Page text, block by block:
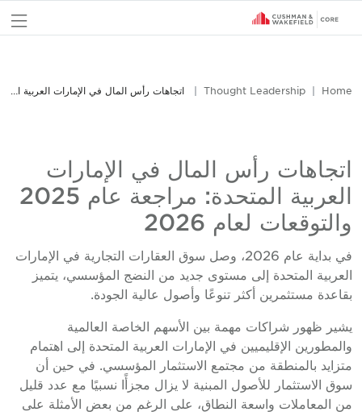
Home
Thought Leadership اتجاهات رأس المال في الإمارات العربية المتحدة: مراجعة عام 2025 والتوقعات لعام 2026
اتجاهات رأس المال في الإمارات
العربية المتحدة: مراجعة عام 2025
والتوقعات لعام 2026
في بداية عام 2026، وصل سوق العقارات التجارية في الإمارات
العربية المتحدة إلى مستوى جديد من النضج المؤسسي، يتميز
بقاعدة مستثمرين أكثر تنوعًا وأصول عالية الجودة.
يشير ظهور شراكات مهمة بين الأسهم الخاصة العالمية
والمطورين الإقليميين في الإمارات العربية المتحدة إلى اهتمام
متزايد بالمنطقة من مجتمع الاستثمار المؤسسي. في حين أن
سوق الاستثمار للأصول المبنية لا يزال مجزأًا نسبيًا مع عدد قليل
من المعاملات واسعة النطاق، على الرغم من بعض الأمثلة على